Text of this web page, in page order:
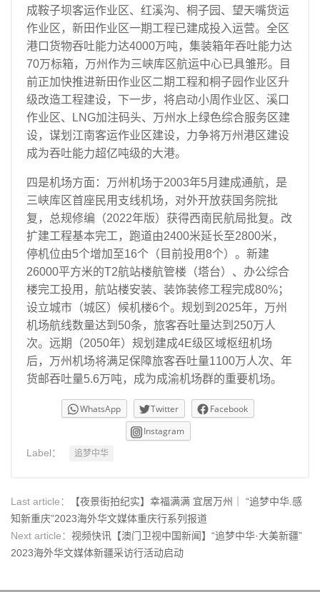
成鞍子坝客运作业区、红溪沟、桐子园、望天嘴货运
作业区，新田作业区一期工程已建成投入运营。全区
港口货物吞吐能力达4000万吨，集装箱年吞吐能力达
70万标箱，万州作为三峡库区航运中心已具雏形。目
前正加快推进新田作业区二期工程和桐子园作业区升
级改造工程建设，下一步，将启动小周作业区、溪口
作业区、LNG加注码头、万州水上绿色综合服务区建
设，谋划江南客运作业区建设，力争将万州港区建设
成为吞吐能力超亿吨级的大港。
四是机场方面：万州机场于2003年5月建成通航，是
三峡库区首座民用支线机场，对外开放获国务院批
复，总规修编（2022年版）获得西南民航局批复。改
扩建工程基本完工，跑道由2400米延长至2800米，
停机位由5个增加至16个（目前投用8个）。新建
26000平方米的T2航站楼航管楼（塔台）、办公综合
楼完工投用，航站楼安装、装饰装修工程完成80%；
设立城市（城区）候机楼6个。规划到2025年，万州
机场航线数量达到50条，旅客吞吐量达到250万人
次。远期（2050年）规划建成4E级区域枢纽机场
后，万州机场将满足保障旅客吞吐量1100万人次、年
货邮吞吐量5.6万吨，成为成渝机场群的重要机场。
WhatsApp Twitter
Facebook
Instagram
Label： 追梦中华
Last article：
【夜景街拍纪实】幸福满满 宜居万州｜ “追梦中华.感
知新重庆”2023海外华文媒体重庆行系列报道
Next article：视频快讯【澳门卫视中国新闻】“追梦中华·大美新疆”
2023海外华文媒体新疆采访行活动启动